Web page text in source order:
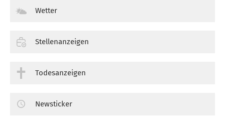
Wetter
Stellenanzeigen
Todesanzeigen
Newsticker